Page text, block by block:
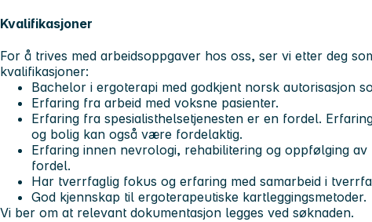
Kvalifikasjoner
For å trives med arbeidsoppgaver hos oss, ser vi etter deg
kvalifikasjoner:
Bachelor i ergoterapi med godkjent norsk autorisasjon
Erfaring fra arbeid med voksne pasienter.
Erfaring fra spesialisthelsetjenesten er en fordel.
og bolig kan også være fordelaktig.
Erfaring innen nevrologi, rehabilitering og oppfølging av
fordel.
Har tverrfaglig fokus og erfaring med samarbeid i
God kjennskap til ergoterapeutiske kartleggingsmetoder.
Vi ber om at relevant dokumentasjon legges ved søknaden.